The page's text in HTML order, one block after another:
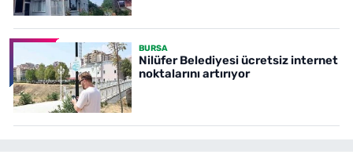
BURSA
Nilüfer Belediyesi ücretsiz internet
noktalarını artırıyor